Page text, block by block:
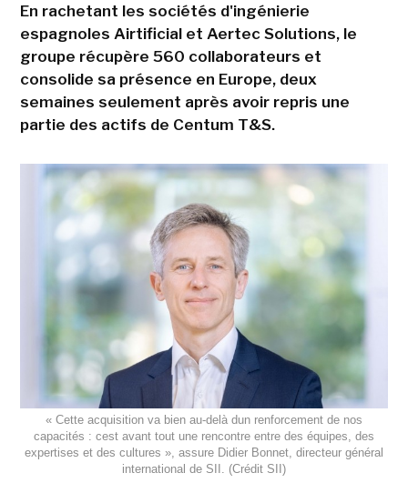
En rachetant les sociétés d'ingénierie
espagnoles Airtificial et Aertec Solutions, le
groupe récupère 560 collaborateurs et
consolide sa présence en Europe, deux
semaines seulement après avoir repris une
partie des actifs de Centum T&S.
« Cette acquisition va bien au-delà dun renforcement de nos
capacités : cest avant tout une rencontre entre des équipes, des
expertises et des cultures », assure Didier Bonnet, directeur général
international de SII. (Crédit SII)